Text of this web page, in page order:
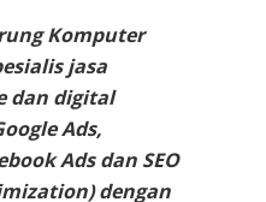
Komputer
jasa
dan digital
Ads,
Ads dan SEO
dengan